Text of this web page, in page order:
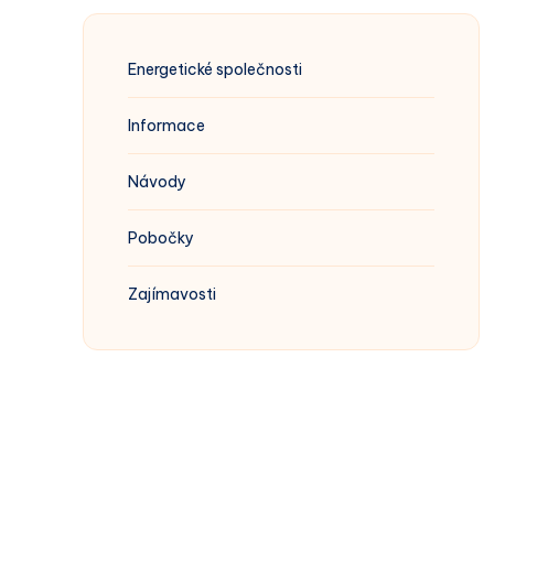
Energetické společnosti
Informace
Návody
Pobočky
Zajímavosti